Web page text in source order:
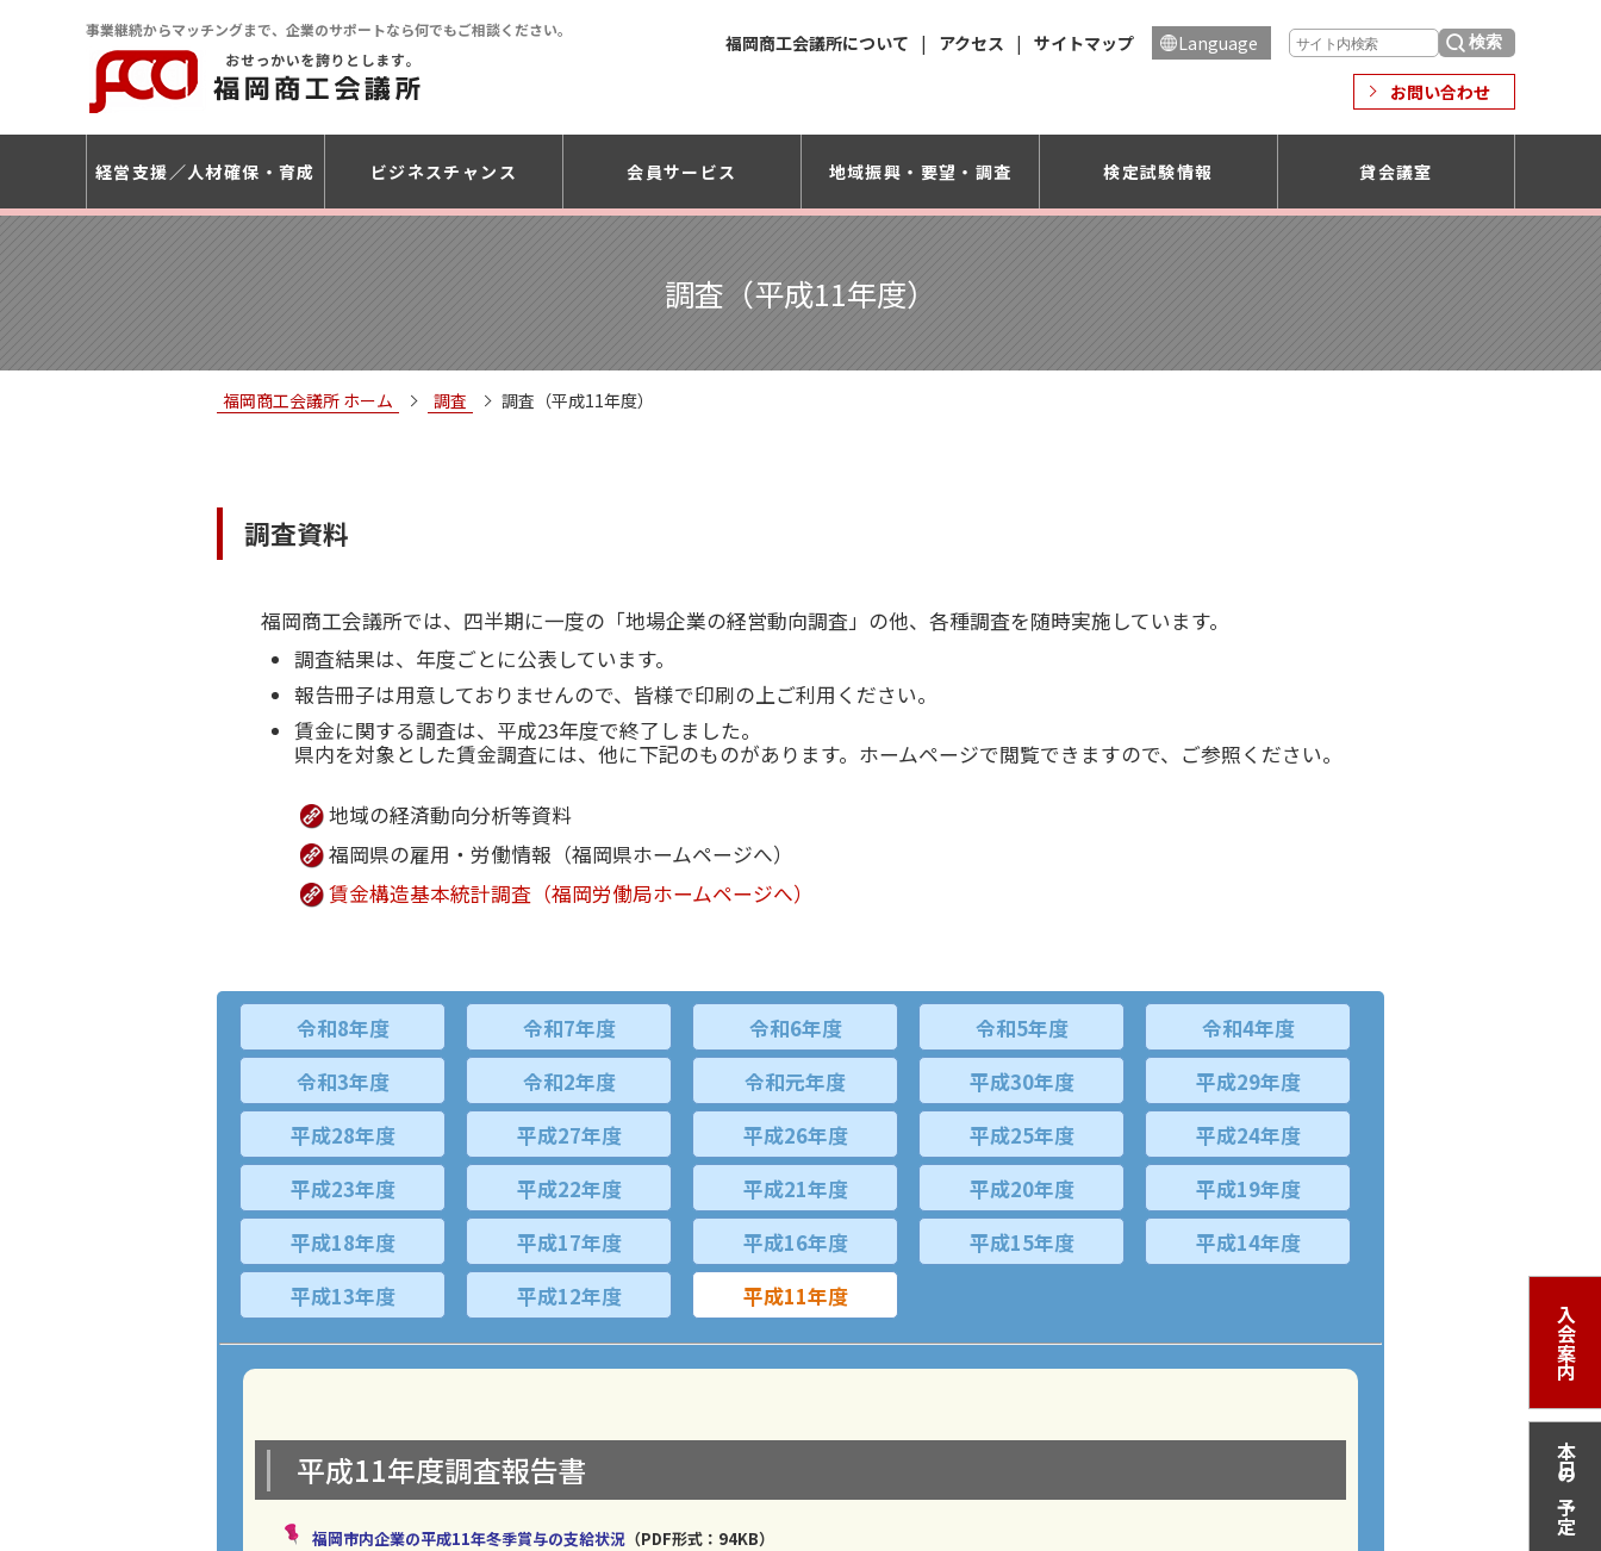
事業継続からマッチングまで、企業のサポートなら何でもご相談ください。
福岡商工会議所について アクセス サイトマップ Language
お問い合わせ
経営支援 人材確保・育成 ビジネスチャンス 会員サービス 地域振興・ 要望・調査 検定試験情報 貸会議室
入会案内
本日の予定
調査（平成11年度）
福岡商工会議所 ホーム 調査 調査（平成11年度）
調査資料
福岡商工会議所では、四半期に一度の「地場企業の経営動向調査」の他、各種調査を随時実施しています。
調査結果は、年度ごとに公表しています。
報告冊子は用意しておりませんので、皆様で印刷の上ご利用ください。
賃金に関する調査は、平成23年度で終了しました。
県内を対象とした賃金調査には、他に下記のものがあります。ホームページで閲覧できますので、ご参照ください。
地域の経済動向分析等資料
福岡県の雇用・労働情報（福岡県ホームページへ）
賃金構造基本統計調査（福岡労働局ホームページへ）
令和8年度 令和7年度 令和6年度 令和5年度
令和4年度
令和3年度
令和2年度 令和元年度 平成30年度
平成29年度
平成28年度
平成27年度 平成26年度 平成25年度
平成24年度
平成23年度
平成22年度 平成21年度 平成20年度
平成19年度
平成18年度
平成17年度 平成16年度 平成15年度
平成14年度
平成13年度
平成12年度 平成11年度
平成11年度調査報告書
福岡市内企業の平成11年冬季賞与の支給状況 （PDF形式：94KB）